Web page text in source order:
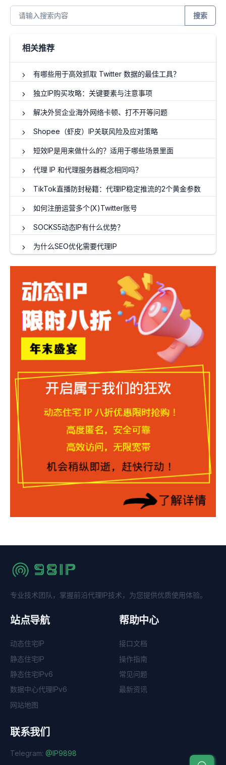
搜索
相关推荐
有哪些用于高效抓取 Twitter 数据的最佳工具？
独立IP购买攻略：关键要素与注意事项
解决外贸企业海外网络卡顿、打不开等问题
Shopee（虾皮）IP关联风险及应对策略
短效IP是用来做什么的？适用于哪些场景里面
代理 IP 和代理服务器概念相同吗？
TikTok直播防封秘籍：代理IP稳定推流的2个黄金参数
如何注册运营多个(X)Twitter账号
SOCKS5动态IP有什么优势？
为什么SEO优化需要代理IP
专业技术团队，掌握前沿代理IP技术，为您提供优质使用体验。
站点导航
动态住宅IP
静态住宅IP
静态住宅IPv6
数据中心代理IPv6
网站地图
帮助中心
接口文档
操作指南
常见问题
最新资讯
联系我们
Telegram: @IP9898